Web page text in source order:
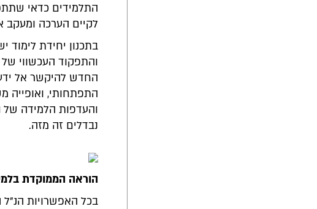
התלמידים כדאי
לקיים הערכה
והתפקוד העכשווי
החדש להיקשר אל
התפתחותי, ואופייה
והעדפות הלמידה של
נבדלים זה מזה.
הוראה הממוקדת
בכל האפשרויות הנ"ל